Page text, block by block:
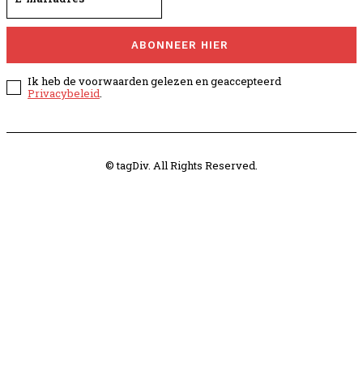
ABONNEER HIER
Ik heb de voorwaarden gelezen en geaccepteerd
Privacybeleid.
© tagDiv. All Rights Reserved.